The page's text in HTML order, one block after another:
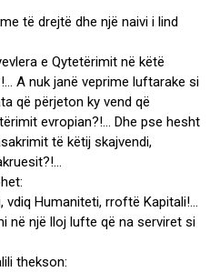
të drejtë dhe një naivi i lind
e Qytetërimit në këtë
A nuk janë veprime luftarake si
që përjeton ky vend që
evropian?!… Dhe pse hesht
të këtij skajvendi,
vdiq Humaniteti, rroftë Kapitali!…
në një lloj lufte që na serviret si
thekson: